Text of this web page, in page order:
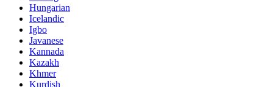
Hungarian
Icelandic
Igbo
Javanese
Kannada
Kazakh
Khmer
Kurdish